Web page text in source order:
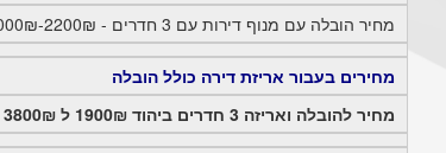
מחיר הובלה עם מנוף דירות עם 3 חדרים - 2200₪-3000₪
מחירים בעבור אריזת דירה כולל הובלה
מחיר להובלה ואריזה 3 חדרים ביהוד 1900₪ ל 3800₪